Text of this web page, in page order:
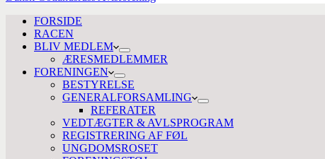
FORSIDE
RACEN
BLIV MEDLEM
ÆRESMEDLEMMER
FORENINGEN
BESTYRELSE
GENERALFORSAMLING
REFERATER
VEDTÆGTER & AVLSPROGRAM
REGISTRERING AF FØL
UNGDOMSROSET